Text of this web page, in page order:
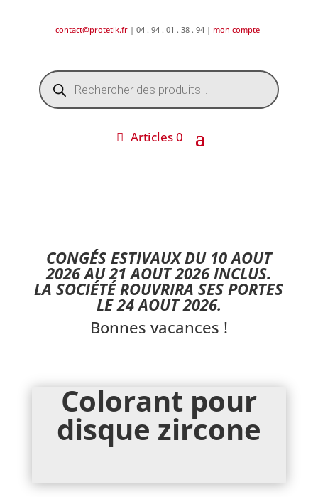
contact@protetik.fr | 04 . 94 . 01 . 38 . 94 | mon compte
Recherche
de
produits
Articles 0
CONGÉS ESTIVAUX DU 10 AOUT
2026 AU 21 AOUT 2026 INCLUS.
LA SOCIÉTÉ ROUVRIRA SES PORTES
LE 24 AOUT 2026.
Bonnes vacances !
Colorant pour
disque zircone